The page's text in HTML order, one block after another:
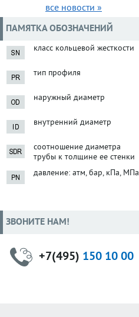
все новости »
ПАМЯТКА ОБОЗНАЧЕНИЙ
класс кольцевой жесткости
тип профиля
наружный диаметр
внутренний диаметр
соотношение диаметра
трубы к толщине ее стенки
давление: атм, бар, кПа, МПа
ЗВОНИТЕ НАМ!
+7(495) 150 10 00